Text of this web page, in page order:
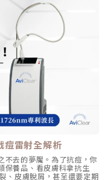
得不像自己，我們希望妳在
美感。妳不需要厚重的粉底
皮層。如果妳也想體驗這種
們為妳量身定制專屬的逆齡
過度膨脹的人工感，而是像
。哪些人適合做璞菲洛？
善整體膚況、延緩老化的
部、頸部或手部出現細
的人。 膚質困擾者： 肌膚
過深層保濕來全面提升膚況
變，只想透過自然、漸進
療程敏感者： 曾對雷射、
險、低修復期的保養方式。
程建議與效果說明璞菲洛
約30天，第三次則可延長至
老化程度，評估是否安排加
後約2至4週，能感受到肌
越好」，而是「能量要打在
筋膜層（SMAS）的深
在同一個人的臉上，左側與
半屬於「盲打」，醫師只能
風險與不穩定性自然較高。
美國音波二代搭載了升
能量時，我都能透過 2X 高
著： 避開神經與骨頭：大
準鎖定 SMAS 筋膜層：確
基上。 即時監控探頭貼合
鬆弛型態：妳需要的是
說：「我要打音波。」但我
弛」其實分為不同層次。如
老化歸納為三種主要型態，
下垂）這是最適合美國音
，需要透過美音二代深達
表皮鬆弛型（膚質鬆軟）
，這通常是真皮層膠原蛋白
波」為主，強化表層的「緊
頭進行分層治療，效果會
痘雷射全解析
不去的夢魘。為了抗痘，你
保養品、看皮膚科拿抗生
、皮膚脫屑，甚至還要定期